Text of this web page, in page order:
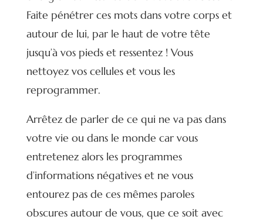
Faite pénétrer ces mots dans votre corps et
autour de lui, par le haut de votre tête
jusqu’à vos pieds et ressentez ! Vous
nettoyez vos cellules et vous les
reprogrammer.
Arrêtez de parler de ce qui ne va pas dans
votre vie ou dans le monde car vous
entretenez alors les programmes
d’informations négatives et ne vous
entourez pas de ces mêmes paroles
obscures autour de vous, que ce soit avec